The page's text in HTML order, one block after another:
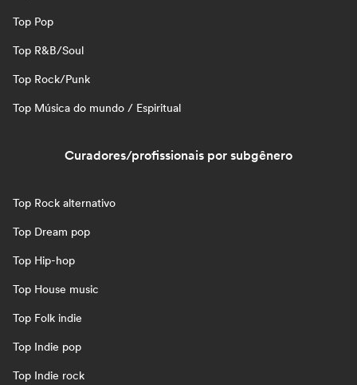
Top Pop
Top R&B/Soul
Top Rock/Punk
Top Música do mundo / Espiritual
Curadores/profissionais por subgênero
Top Rock alternativo
Top Dream pop
Top Hip-hop
Top House music
Top Folk indie
Top Indie pop
Top Indie rock